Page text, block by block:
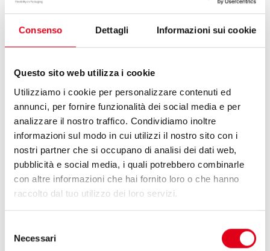
Consenso Dettagli Informazioni sui cookie
Questo sito web utilizza i cookie
Utilizziamo i cookie per personalizzare contenuti ed
annunci, per fornire funzionalità dei social media e per
analizzare il nostro traffico. Condividiamo inoltre
informazioni sul modo in cui utilizzi il nostro sito con i
nostri partner che si occupano di analisi dei dati web,
pubblicità e social media, i quali potrebbero combinarle
con altre informazioni che hai fornito loro o che hanno
raccolto dal tuo utilizzo dei loro servizi.
delNecessari
для выпуска небольших партий стик-пакетов,
настроек. Модульность конструкции автомата
позволяет производить простую и быструю
площадях без потери производительности.
УЗНАЙТЕ БОЛЬШЕ